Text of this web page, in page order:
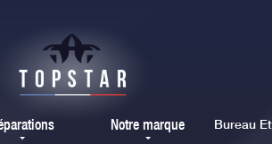
Notre marque Bureau